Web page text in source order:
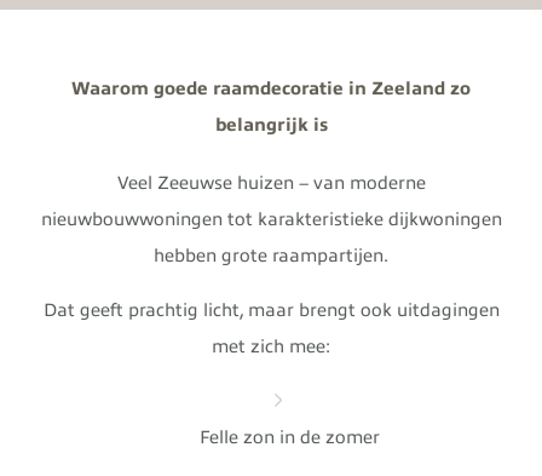
Waarom goede raamdecoratie in Zeeland zo
belangrijk is
Veel Zeeuwse huizen – van moderne
nieuwbouwwoningen tot karakteristieke dijkwoningen
hebben grote raampartijen.
Dat geeft prachtig licht, maar brengt ook uitdagingen
met zich mee:
Felle zon in de zomer